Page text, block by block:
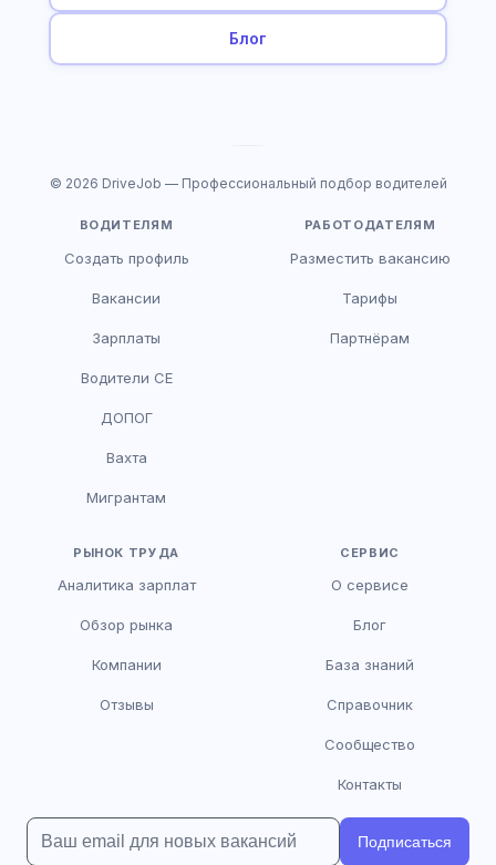
Блог
© 2026 DriveJob — Профессиональный подбор водителей
ВОДИТЕЛЯМ
Создать профиль
Вакансии
Зарплаты
Водители CE
ДОПОГ
Вахта
Мигрантам
РАБОТОДАТЕЛЯМ
Разместить вакансию
Тарифы
Партнёрам
РЫНОК ТРУДА
Аналитика зарплат
Обзор рынка
Компании
Отзывы
СЕРВИС
О сервисе
Блог
База знаний
Справочник
Сообщество
Контакты
Подписаться
HR-консультант
Здравствуйте! Я AI-консультант DriveJob.
помочь?